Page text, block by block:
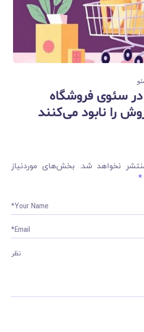
در سئوی فروشگاه
را نابود می‌کنند
نخواهد شد. بخش‌های موردنیاز
*
Your Name*
Email*
نظر